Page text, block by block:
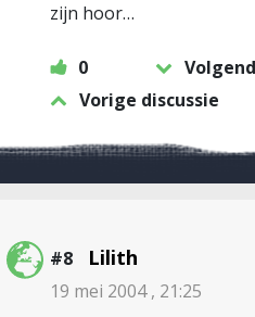
zijn hoor…
0
Vorige discussie
#8 Lilith
19 mei 2004 , 21:25